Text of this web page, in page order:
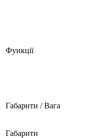
Функції
Габарити / Вага
Габарити